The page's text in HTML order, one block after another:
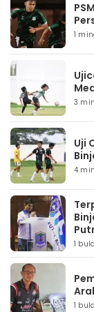
1
3
Uji
4
1
1